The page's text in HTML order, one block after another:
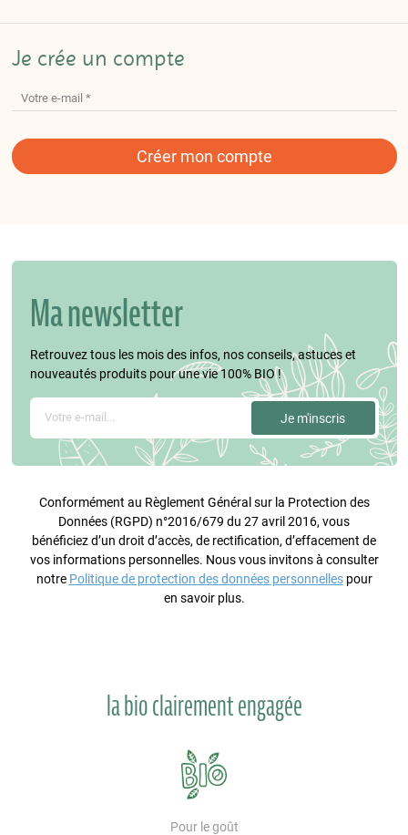
Je crée un compte
Créer mon compte
Ma newsletter
Retrouvez tous les mois des infos, nos conseils, astuces et
nouveautés produits pour une vie 100% BIO !
Conformément au Règlement Général sur la Protection des
Données (RGPD) n°2016/679 du 27 avril 2016, vous
bénéficiez d’un droit d’accès, de rectification, d’effacement de
vos informations personnelles. Nous vous invitons à consulter
notre Politique de protection des données personnellespour
en savoir plus.
la bio clairement engagée
Pour le goût